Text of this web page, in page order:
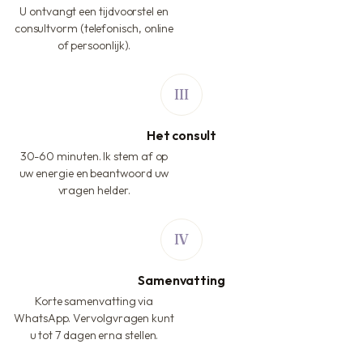
U ontvangt een tijdvoorstel en
consultvorm (telefonisch, online
of persoonlijk).
Het consult
30-60 minuten. Ik stem af op
uw energie en beantwoord uw
vragen helder.
Samenvatting
Korte samenvatting via
WhatsApp. Vervolgvragen kunt
u tot 7 dagen erna stellen.